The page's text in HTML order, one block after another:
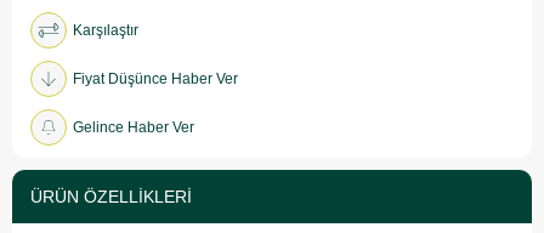
Karşılaştır
Fiyat Düşünce Haber Ver
Gelince Haber Ver
ÜRÜN ÖZELLIKLERI